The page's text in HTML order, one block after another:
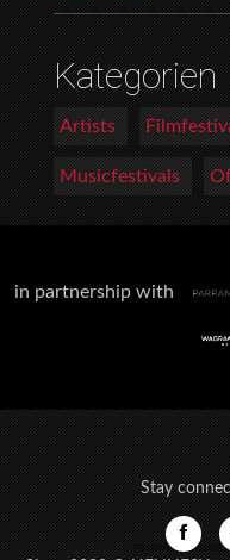
Kategorien
Artists
Musicfestivals
in partnership with
Stay